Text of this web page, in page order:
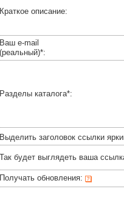
Краткое описание:
Ваш e-mail
(реальный)*:
Разделы каталога*:
Выделить заголовок ссылки
Так будет выглядеть ваша
Получать обновления: